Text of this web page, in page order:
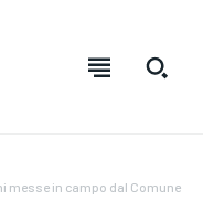
messe in campo dal Comune